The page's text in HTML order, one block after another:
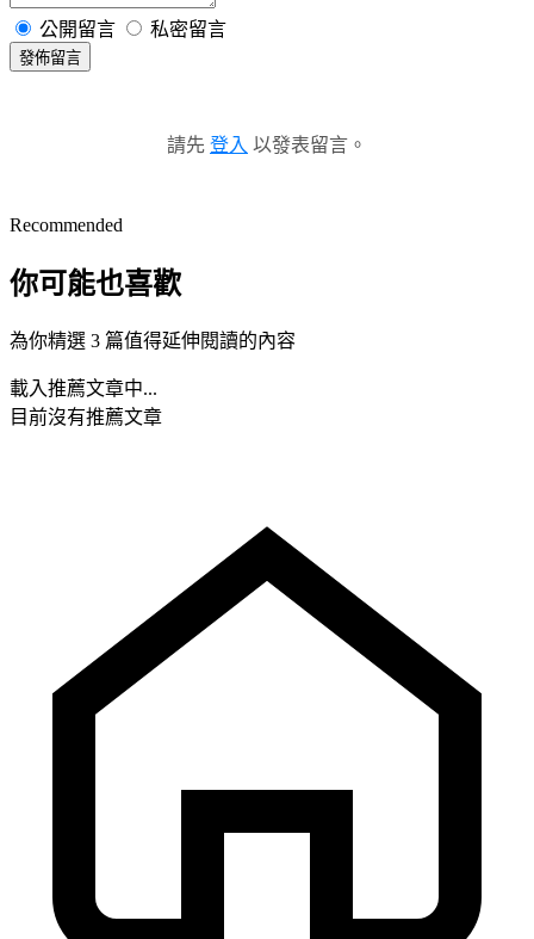
公開留言 私密留言
發佈留言
請先 登入 以發表留言。
Recommended
你可能也喜歡
為你精選 3 篇值得延伸閱讀的內容
載入推薦文章中...
目前沒有推薦文章